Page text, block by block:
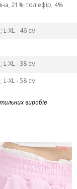
21% поліефір, 4%
L-ХL - 46 см
L-ХL - 38 см
L-ХL - 58 см
виробів
-70%